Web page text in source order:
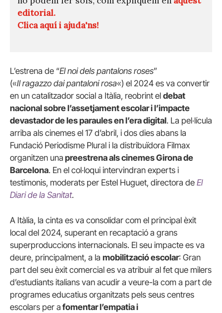
editorial.
Clica aquí i ajuda'ns!
L’estrena de “El noi dels pantalons roses”
(«Il ragazzo dai pantaloni rosa«) el 2024 es va convertir
en un catalitzador social a Itàlia, reobrint el debat
nacional sobre l’assetjament escolar i l’impacte
devastador de les paraules en l’era digital. La pel·lícula
arriba als cinemes el 17 d’abril, i dos dies abans la
Fundació Periodisme Plural i la distribuïdora Filmax
organitzen una preestrena als cinemes Girona de
Barcelona. En el col·loqui intervindran experts i
testimonis, moderats per Estel Huguet, directora de El
Diari de la Sanitat.
A Itàlia, la cinta es va consolidar com el principal èxit
local del 2024, superant en recaptació a grans
superproduccions internacionals. El seu impacte es va
deure, principalment, a la mobilització escolar: Gran
part del seu èxit comercial es va atribuir al fet que milers
d’estudiants italians van acudir a veure-la com a part de
programes educatius organitzats pels seus centres
escolars per a fomentar l’empatia i